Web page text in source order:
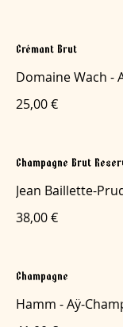
Crémant Brut
Domaine Wach -
25,00 €
Champagne Brut
Jean Baillette-
38,00 €
Champagne
Hamm - Aÿ-